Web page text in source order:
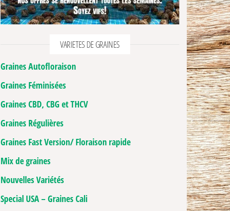
VARIETES DE GRAINES
Graines Autofloraison
Graines Féminisées
Graines CBD, CBG et THCV
Graines Régulières
Graines Fast Version/ Floraison rapide
Mix de graines
Nouvelles Variétés
Special USA – Graines Cali